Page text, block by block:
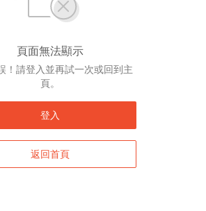
頁面無法顯示
！請登入並再試一次或回到主
頁。
登入
返回首頁